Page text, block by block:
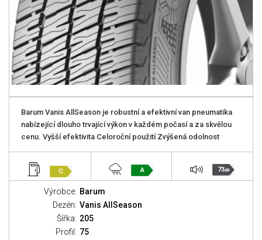
Barum Vanis AllSeason je robustní a efektivní van pneumatika
nabízející dlouho trvající výkon v každém počasí a za skvělou
cenu. Vyšší efektivita Celoroční použití Zvýšená odolnost
C A 73dB
Výrobce: Barum
Dezén: Vanis AllSeason
Šířka: 205
Profil: 75